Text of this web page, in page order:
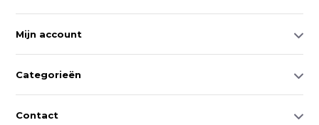
Mijn account
Categorieën
Contact